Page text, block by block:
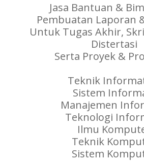
Jasa Bantuan &
Pembuatan Laporan
Untuk Tugas Akhir,
Distertasi
Serta Proyek &
Teknik
Sistem
Manajemen
Teknologi
Ilmu
Teknik
Sistem